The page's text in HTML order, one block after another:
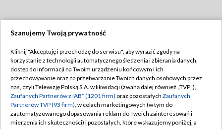
TVP
Abonament TVP
Emisja w TVP
Centrum informacji TVP
Naziemna Telewizja Cyfrowa
Regulamin TVP
Polityka prywatności
Moje zgody
Szanujemy Twoją prywatność
Kliknij "Akceptuję i przechodzę do serwisu", aby wyrazić zgody na
korzystanie z technologii automatycznego śledzenia i zbierania danych,
dostęp do informacji na Twoim urządzeniu końcowym i ich
przechowywanie oraz na przetwarzanie Twoich danych osobowych przez
nas, czyli Telewizję Polską S.A. w likwidacji (zwaną dalej również „TVP”),
Zaufanych Partnerów z IAB* (1201 firm) oraz pozostałych Zaufanych
Partnerów TVP (93 firm), w celach marketingowych (w tym do
zautomatyzowanego dopasowania reklam do Twoich zainteresowań i
mierzenia ich skuteczności) i pozostałych, które wskazujemy poniżej, a